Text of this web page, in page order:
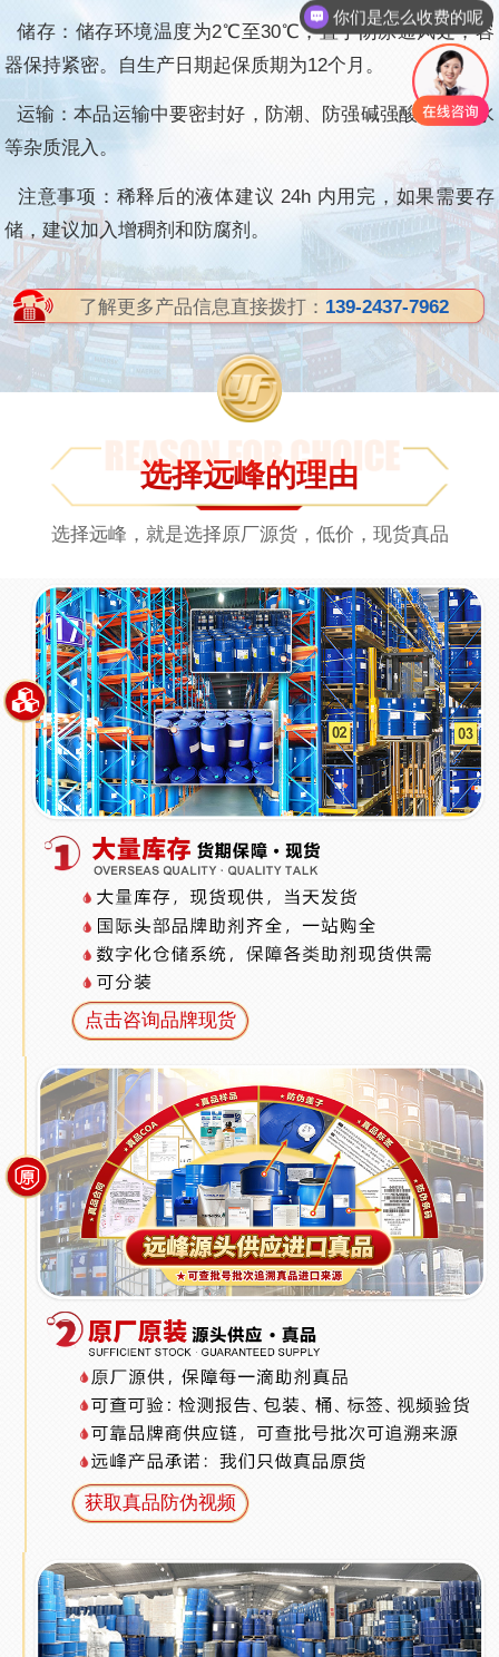
储存：储存环境温度为2℃至30℃，置于阴凉通风处，容
器保持紧密。 自生产日期起保质期为12个 月 。
运输：本品运输中要密封好，防潮、防强碱强酸及防雨水
等杂质混入。
注意事项：稀释后的液体建议 24h 内用完，如果需要存
储，建议加入增稠剂和防腐剂。
了解更多产品信息直接拨打： 139-2437-7962
选择远峰的理由
选择远峰，就是选择原厂源货，低价，现货真品
点击咨询品牌现货
获取真品防伪视频
你们是怎么收费的呢